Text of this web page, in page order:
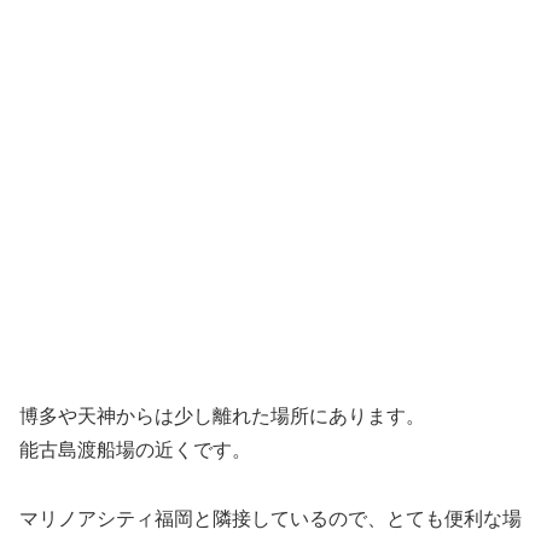
博多や天神からは少し離れた場所にあります。
能古島渡船場の近くです。
マリノアシティ福岡と隣接しているので、とても便利な場